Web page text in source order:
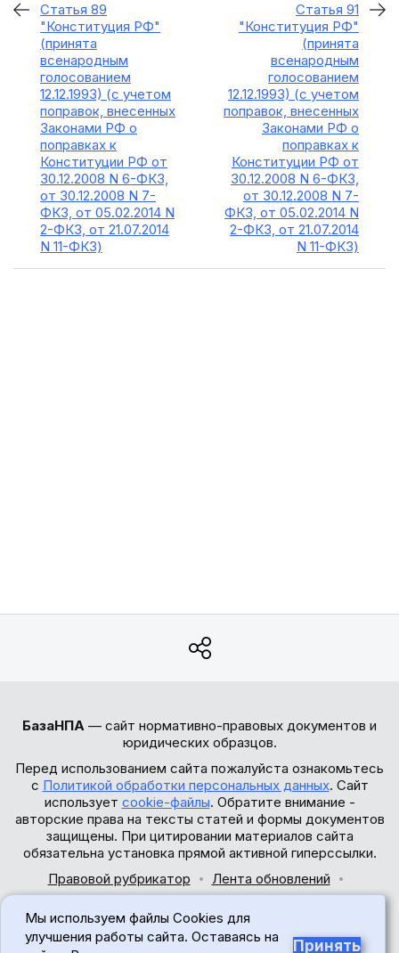
Статья 89
"Конституция РФ"
(принята
всенародным
голосованием
12.12.1993) (с учетом
поправок, внесенных
Законами РФ о
поправках к
Конституции РФ от
30.12.2008 N 6-ФКЗ,
от 30.12.2008 N 7-
ФКЗ, от 05.02.2014 N
2-ФКЗ, от 21.07.2014
N 11-ФКЗ)
Статья 91
"Конституция РФ"
(принята
всенародным
голосованием
12.12.1993) (с учетом
поправок, внесенных
Законами РФ о
поправках к
Конституции РФ от
30.12.2008 N 6-ФКЗ,
от 30.12.2008 N 7-
ФКЗ, от 05.02.2014 N
2-ФКЗ, от 21.07.2014
N 11-ФКЗ)
БазаНПА — сайт нормативно-правовых документов и
юридических образцов.
Перед использованием сайта пожалуйста ознакомьтесь
с Политикой обработки персональных данных. Сайт
использует cookie-файлы. Обратите внимание -
авторские права на тексты статей и формы документов
защищены. При цитировании материалов сайта
обязательна установка прямой активной гиперссылки.
Правовой рубрикатор
Лента обновлений
© 2017-2026
Мы используем файлы Cookies для
улучшения работы сайта. Оставаясь на
Принять